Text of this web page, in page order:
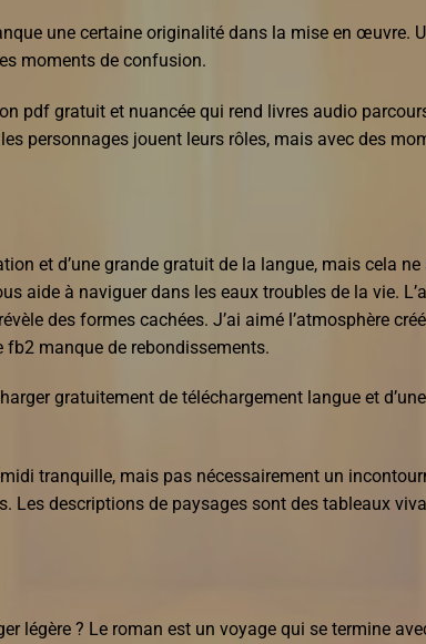
une certaine originalité dans la mise en œuvre.
moments de confusion.
pdf gratuit et nuancée qui rend livres audio
personnages jouent leurs rôles, mais avec des
et d’une grande gratuit de la langue, mais cela
aide à naviguer dans les eaux troubles de la vie.
des formes cachées. J’ai aimé l’atmosphère
fb2 manque de rebondissements.
gratuitement de téléchargement langue et d’une
tranquille, mais pas nécessairement un
Les descriptions de paysages sont des tableaux
légère ? Le roman est un voyage qui se termine